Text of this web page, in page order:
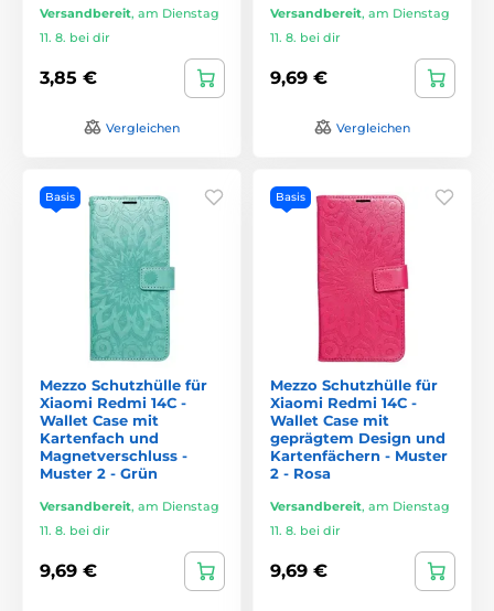
Versandbereit, am Dienstag
11. 8. bei dir
3,85 €
Vergleichen
Versandbereit, am Dienstag
11. 8. bei dir
9,69 €
Vergleichen
Basis
Mezzo Schutzhülle für
Xiaomi Redmi 14C -
Wallet Case mit
Kartenfach und
Magnetverschluss -
Muster 2 - Grün
Versandbereit, am Dienstag
11. 8. bei dir
9,69 €
Basis
Mezzo Schutzhülle für
Xiaomi Redmi 14C -
Wallet Case mit
geprägtem Design und
Kartenfächern - Muster
2 - Rosa
Versandbereit, am Dienstag
11. 8. bei dir
9,69 €